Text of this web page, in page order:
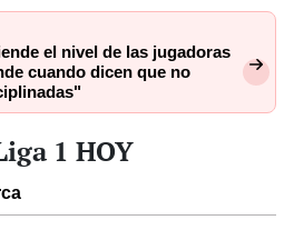
el nivel de las jugadoras
cuando dicen que no
1 HOY